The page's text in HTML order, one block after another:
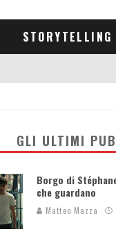
STORYTELLING
GLI ULTIMI
Borgo di
che guardano
Matteo Mazza